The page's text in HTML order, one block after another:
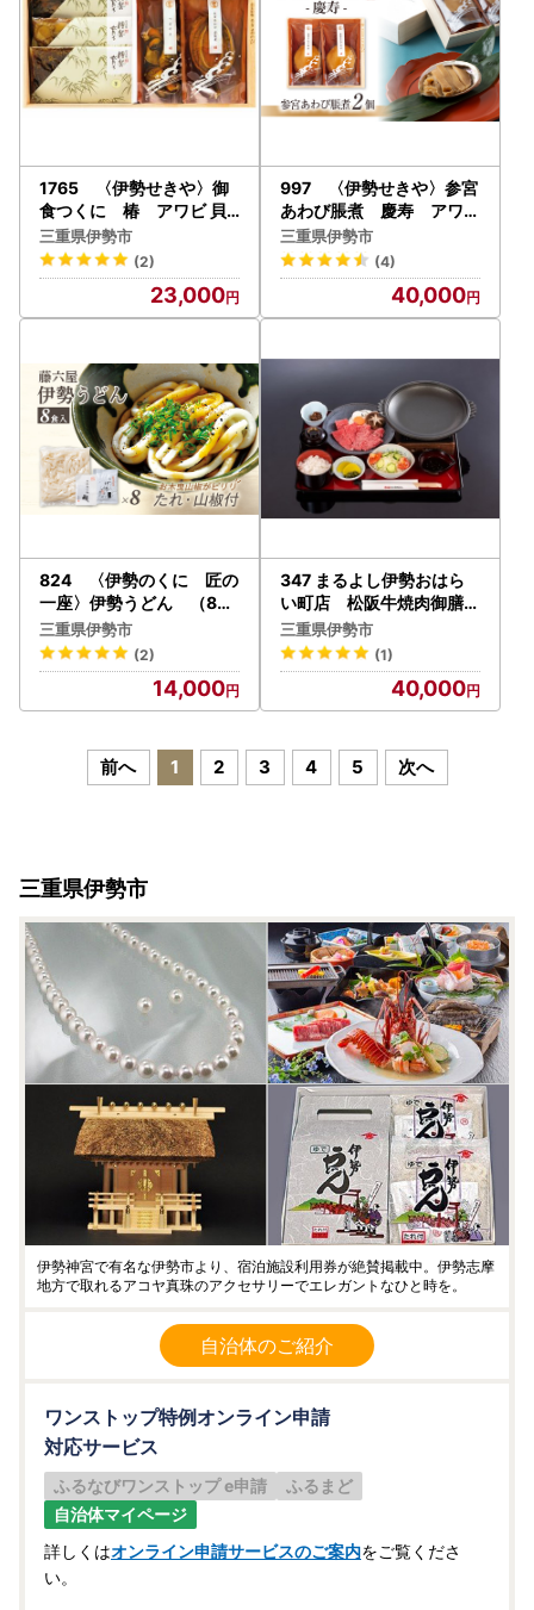
1765 〈伊勢せきや〉御
食つくに 椿 アワビ 貝
つぼやき ギフト 帆立 佃煮
ごはんのお供 子持しぐれ
お茶漬け
三重県伊勢市
(2)
23,000
997 〈伊勢せきや〉参宮
あわび脹煮 慶寿 アワビ
だし たれ 貝 ギフト ふっく
ら 逸品 豪華
三重県伊勢市
(4)
40,000
824 〈伊勢のくに 匠の
一座〉伊勢うどん （8食
入） 自宅用 お木曳山椒
薬味 もちもち たれ オリジ
ナル
三重県伊勢市
(2)
14,000
347 まるよし伊勢おはら
い町店 松阪牛焼肉御膳(1
50g) ペアお食事券
三重県伊勢市
(1)
40,000
前へ 1 2 3 4 5 次へ
三重県伊勢市
伊勢神宮で有名な伊勢市より、宿泊施設利用券が絶賛掲載中。伊勢志摩
地方で取れるアコヤ真珠のアクセサリーでエレガントなひと時を。
自治体のご紹介
ワンストップ特例オンライン申請
対応サービス
ふるなびワンストップ e申請
ふるまど
自治体マイページ
詳しくはオンライン申請サービスのご案内をご覧くださ
い。